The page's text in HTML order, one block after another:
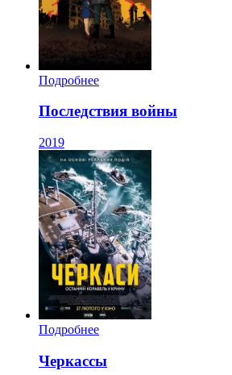
Подробнее
Последствия войны
2019
Подробнее
Черкассы